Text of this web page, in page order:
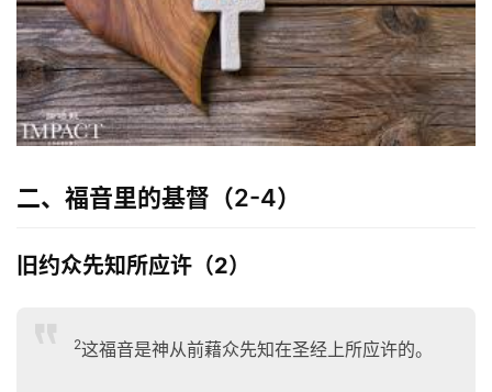
二、福音里的基督（2-4）
旧约众先知所应许（2）
2这福音是神从前藉众先知在圣经上所应许的。